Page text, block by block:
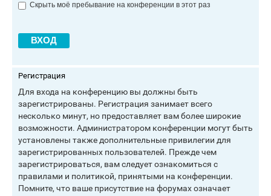
Скрыть моё пребывание на конференции в этот раз
Регистрация
Для входа на конференцию вы должны быть
зарегистрированы. Регистрация занимает всего
несколько минут, но предоставляет вам более широкие
возможности. Администратором конференции могут быть
установлены также дополнительные привилегии для
зарегистрированных пользователей. Прежде чем
зарегистрироваться, вам следует ознакомиться с
правилами и политикой, принятыми на конференции.
Помните, что ваше присутствие на форумах означает